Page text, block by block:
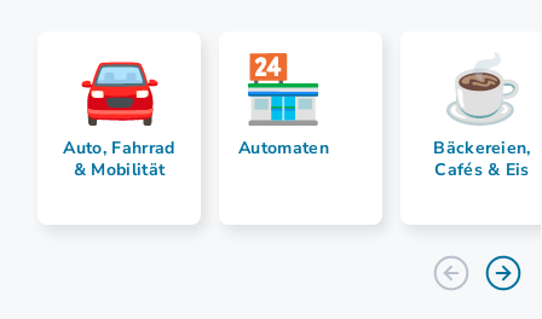
Auto, Fahrrad
& Mobilität
Automaten
Bäckereien,
Cafés & Eis